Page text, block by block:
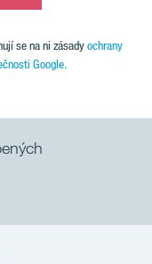
se na ni zásadyochrany
Google.